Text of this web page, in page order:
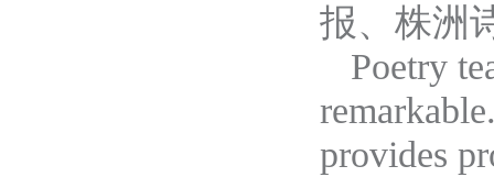
报、株洲
Poetry
provides